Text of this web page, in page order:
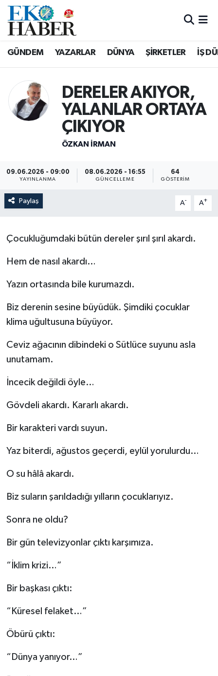
GÜNDEM YAZARLAR DÜNYA ŞİRKETLER İŞ
DERELER AKIYOR,
YALANLAR ORTAYA
ÇIKIYOR
ÖZKAN İRMAN
09.06.2026 - 09:00
YAYINLANMA
08.06.2026 - 16:55
GÜNCELLEME
64
GÖSTERIM
Paylaş A- A+
Çocukluğumdaki bütün dereler şırıl şırıl akardı.
Hem de nasıl akardı…
Yazın ortasında bile kurumazdı.
Biz derenin sesine büyüdük. Şimdiki çocuklar
klima uğultusuna büyüyor.
Ceviz ağacının dibindeki o Sütlüce suyunu asla
unutamam.
İncecik değildi öyle…
Gövdeli akardı. Kararlı akardı.
Bir karakteri vardı suyun.
Yaz biterdi, ağustos geçerdi, eylül yorulurdu…
O su hâlâ akardı.
Biz suların şarıldadığı yılların çocuklarıyız.
Sonra ne oldu?
Bir gün televizyonlar çıktı karşımıza.
“İklim krizi…”
Bir başkası çıktı:
“Küresel felaket…”
Öbürü çıktı:
“Dünya yanıyor…”
Hava Durumu
Süper Lig Puan Durumu ve Fikstür
Tüm Manşetler
Son Dakika Haberleri